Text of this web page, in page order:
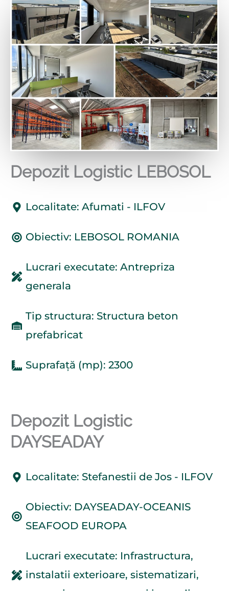
Depozit Logistic LEBOSOL
Localitate: Afumati - ILFOV
Obiectiv: LEBOSOL ROMANIA
Lucrari executate: Antrepriza
generala
Tip structura: Structura beton
prefabricat
Suprafață (mp): 2300
Depozit Logistic
DAYSEADAY
Localitate: Stefanestii de Jos - ILFOV
Obiectiv: DAYSEADAY-OCEANIS
SEAFOOD EUROPA
Lucrari executate: Infrastructura,
instalatii exterioare, sistematizari,